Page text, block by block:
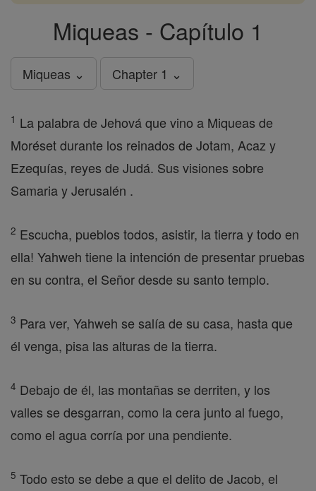
Miqueas - Capítulo 1
Miqueas ⌄ Chapter 1 ⌄
1 La palabra de Jehová que vino a Miqueas de
Moréset durante los reinados de Jotam, Acaz y
Ezequías, reyes de Judá. Sus visiones sobre
Samaria y Jerusalén .
2 Escucha, pueblos todos, asistir, la tierra y todo en
ella! Yahweh tiene la intención de presentar pruebas
en su contra, el Señor desde su santo templo.
3 Para ver, Yahweh se salía de su casa, hasta que
él venga, pisa las alturas de la tierra.
4 Debajo de él, las montañas se derriten, y los
valles se desgarran, como la cera junto al fuego,
como el agua corría por una pendiente.
5 Todo esto se debe a que el delito de Jacob, el